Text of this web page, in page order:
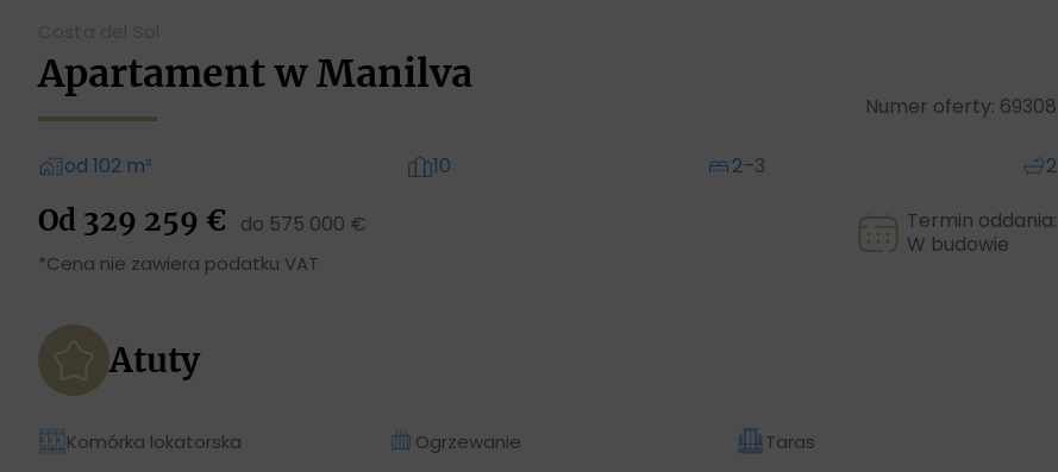
Costa del Sol
Apartament w Manilva
Numer oferty: 69308
od 102 m² 10 2–3 2
Od 329 259 € do 575 000 €
*Cena nie zawiera podatku VAT
Termin oddania:
W budowie
Atuty
Komórka lokatorska Ogrzewanie
Taras